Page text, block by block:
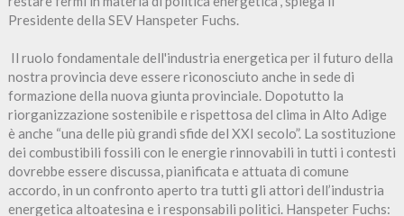
Presidente della SEV Hanspeter Fuchs.
Il ruolo fondamentale dell'industria energetica per il futuro della
nostra provincia deve essere riconosciuto anche in sede di
formazione della nuova giunta provinciale. Dopotutto la
riorganizzazione sostenibile e rispettosa del clima in Alto Adige
è anche “una delle più grandi sfide del XXI secolo”. La sostituzione
dei combustibili fossili con le energie rinnovabili in tutti i contesti
dovrebbe essere discussa, pianificata e attuata di comune
accordo, in un confronto aperto tra tutti gli attori dell’industria
energetica altoatesina e i responsabili politici. Hanspeter Fuchs: